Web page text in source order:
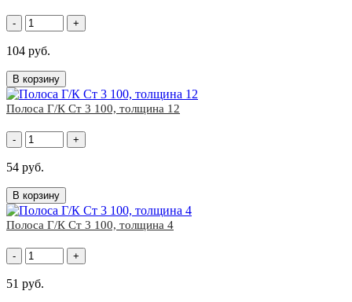
- +
104 руб.
В корзину
Полоса Г/К Ст 3 100, толщина 12
- +
54 руб.
В корзину
Полоса Г/К Ст 3 100, толщина 4
- +
51 руб.